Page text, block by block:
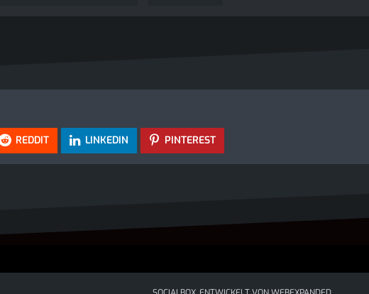
REDDIT LINKEDIN PINTEREST